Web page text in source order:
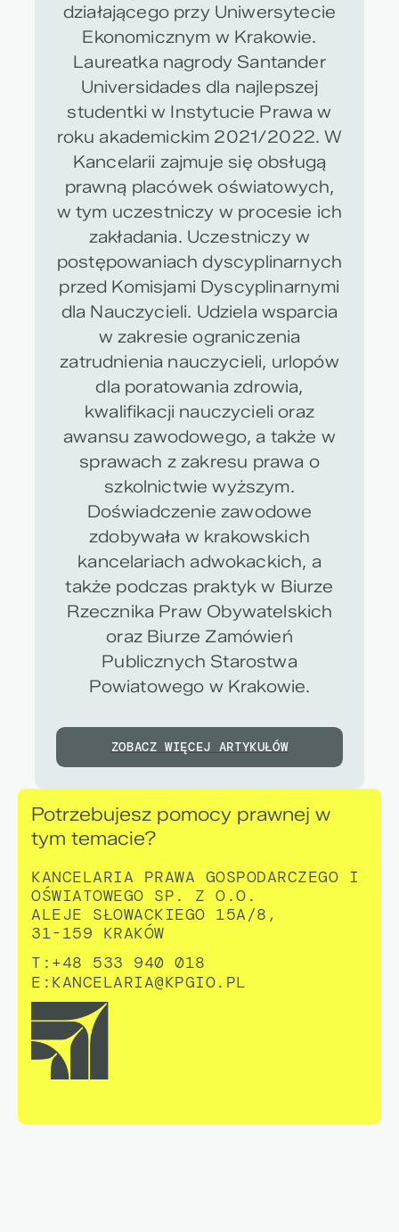
działającego przy Uniwersytecie
Ekonomicznym w Krakowie.
Laureatka nagrody Santander
Universidades dla najlepszej
studentki w Instytucie Prawa w
roku akademickim 2021/2022. W
Kancelarii zajmuje się obsługą
prawną placówek oświatowych,
w tym uczestniczy w procesie ich
zakładania. Uczestniczy w
postępowaniach dyscyplinarnych
przed Komisjami Dyscyplinarnymi
dla Nauczycieli. Udziela wsparcia
w zakresie ograniczenia
zatrudnienia nauczycieli, urlopów
dla poratowania zdrowia,
kwalifikacji nauczycieli oraz
awansu zawodowego, a także w
sprawach z zakresu prawa o
szkolnictwie wyższym.
Doświadczenie zawodowe
zdobywała w krakowskich
kancelariach adwokackich, a
także podczas praktyk w Biurze
Rzecznika Praw Obywatelskich
oraz Biurze Zamówień
Publicznych Starostwa
Powiatowego w Krakowie.
ZOBACZ WIĘCEJ ARTYKUŁÓW
Potrzebujesz pomocy prawnej w
tym temacie?
KANCELARIA PRAWA GOSPODARCZEGO I
OŚWIATOWEGO SP. Z O.O.
ALEJE SŁOWACKIEGO 15A/8,
31-159 KRAKÓW
T:+48 533 940 018
E: KANCELARIA@KPGIO.PL